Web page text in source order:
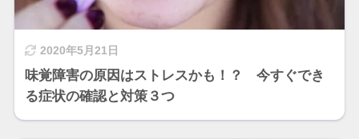
2020年5月21日
味覚障害の原因はストレスかも！？ 今すぐでき
る症状の確認と対策３つ